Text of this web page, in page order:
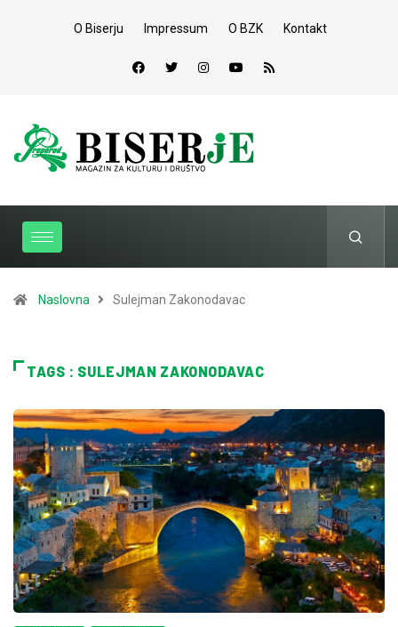
O Biserju Impressum O BZK Kontakt
Naslovna Sulejman Zakonodavac
TAGS : SULEJMAN ZAKONODAVAC